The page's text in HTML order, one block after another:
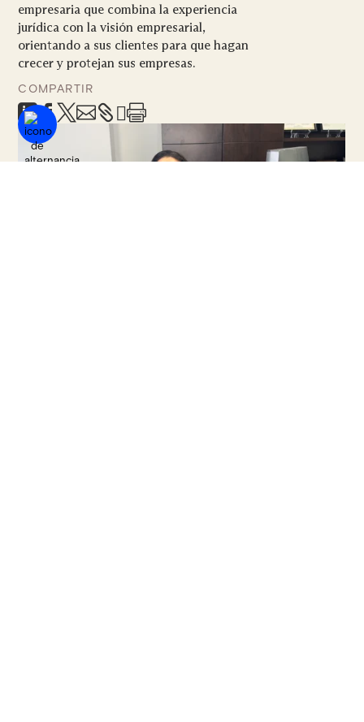
empresaria que combina la experiencia
jurídica con la visión empresarial,
orientando a sus clientes para que hagan
crecer y protejan sus empresas.
COMPARTIR
 